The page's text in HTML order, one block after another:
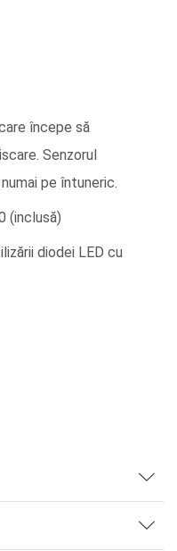
începe să
Senzorul
pe întuneric.
(inclusă)
diodei LED cu